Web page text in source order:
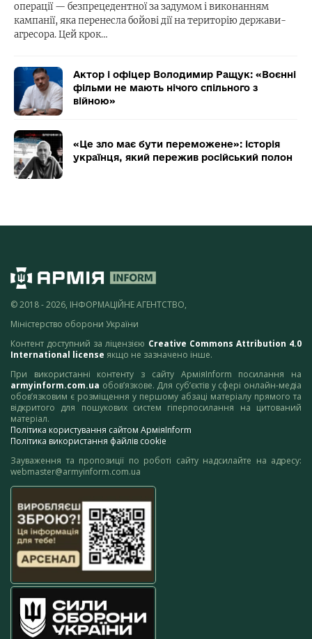
операції — безпрецедентної за задумом і виконанням
кампанії, яка перенесла бойові дії на територію держави-
агресора. Цей крок…
Актор і офіцер Володимир Ращук: «Воєнні
фільми не мають нічого спільного з
війною»
«Це зло має бути переможене»: історія
українця, який пережив російський полон
© 2018 - 2026, ІНФОРМАЦІЙНЕ АГЕНТСТВО,
Міністерство оборони України
Контент доступний за ліцензією Creative Commons Attribution 4.0
International license якщо не зазначено інше.
При використанні контенту з сайту АрміяInform посилання на
armyinform.com.ua обов’язкове. Для суб’єктів у сфері онлайн-медіа
обов’язковим є розміщення у першому абзаці матеріалу прямого та
відкритого для пошукових систем гіперпосилання на цитований
матеріал.
Політика користування сайтом АрміяInform
Політика використання файлів cookie
Зауваження та пропозиції по роботі сайту надсилайте на адресу:
webmaster@armyinform.com.ua